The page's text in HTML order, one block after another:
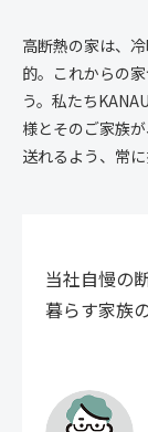
高断熱の家は、
的。これからの
う。私たち
様とそのご家族
送れるよう、常
当社自慢の
暮らす家族